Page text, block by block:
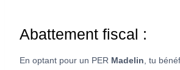
Abattement fiscal :
En optant pour un PER Madelin , tu